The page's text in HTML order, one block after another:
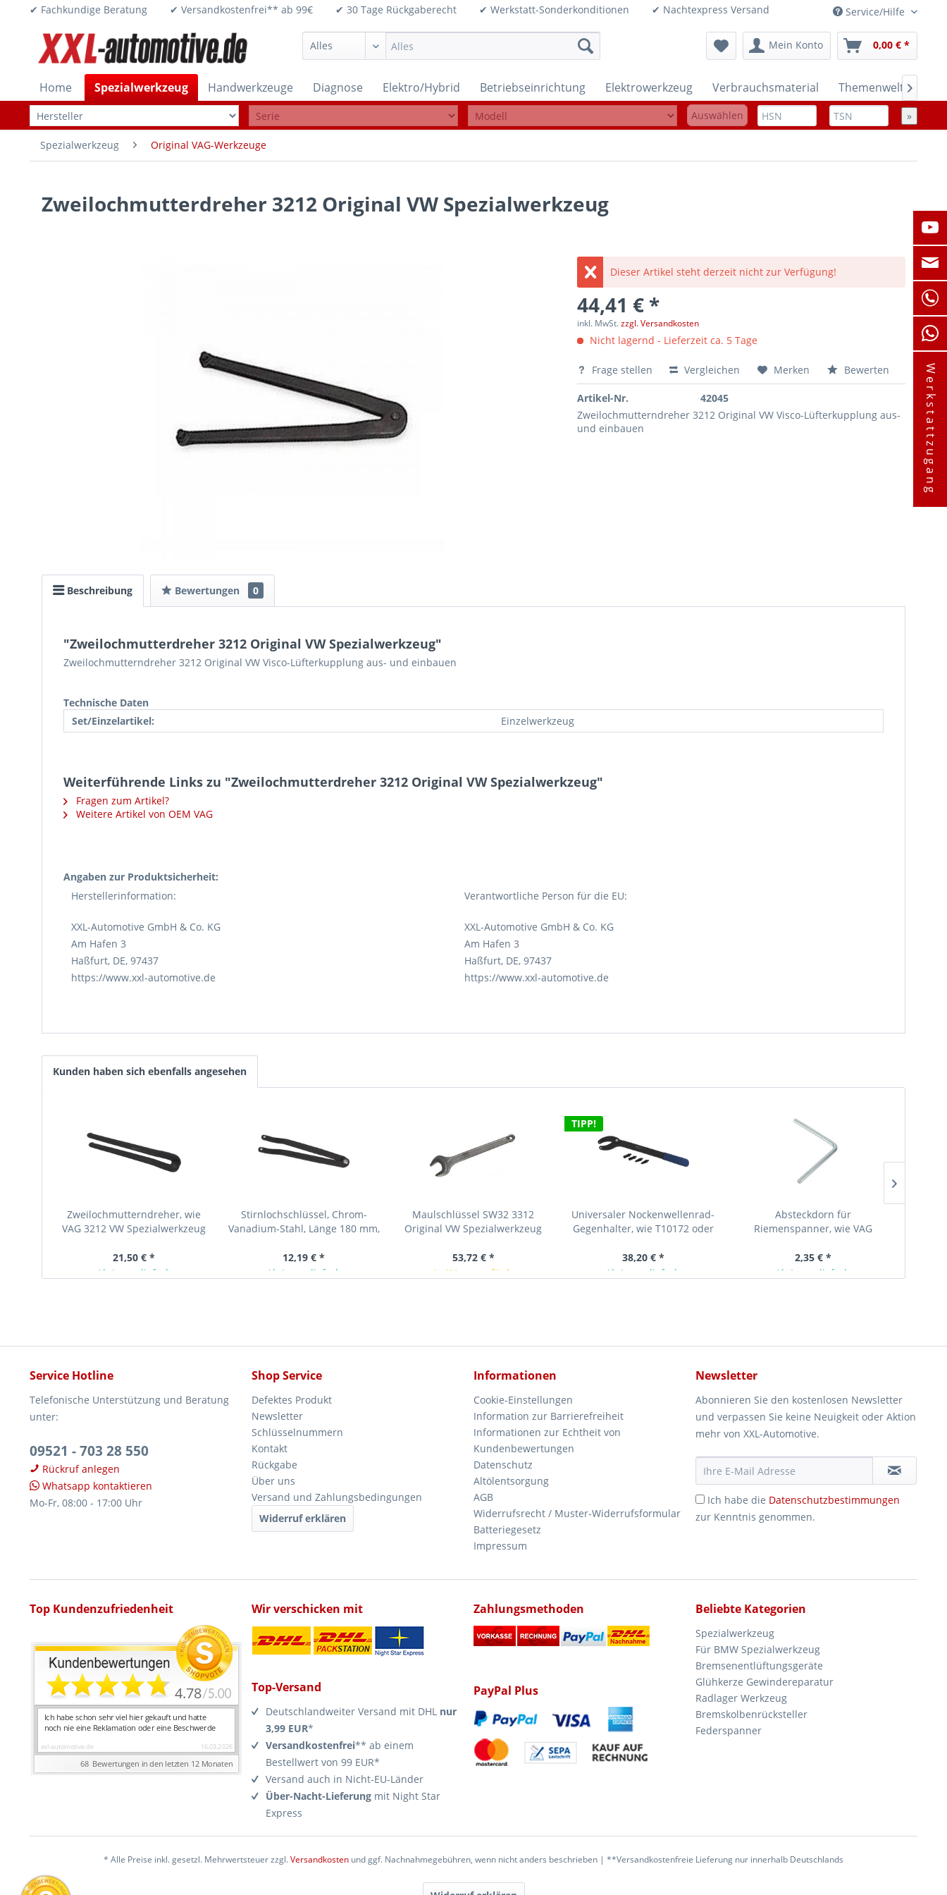
✔ Fachkundige Beratung ✔ Versandkostenfrei** ab 99€ ✔ 30 Tage Rückgaberecht ✔ Werkstatt-Sonderkonditionen ✔ Nachtexpress Versand Service/Hilfe
Mein Konto 0,00 € *
Home Spezialwerkzeug Handwerkzeuge Diagnose Elektro/Hybrid Betriebseinrichtung Elektrowerkzeug Verbrauchsmaterial Themenwelten

Auswählen »
Spezialwerkzeug Original VAG-Werkzeuge
Zweilochmutterdreher 3212 Original VW Spezialwerkzeug
Dieser Artikel steht derzeit nicht zur Verfügung!
44,41 € *
inkl. MwSt.zzgl. Versandkosten
Nicht lagernd - Lieferzeit ca. 5 Tage
Frage stellen Vergleichen Merken Bewerten
Artikel-Nr.
42045
Zweilochmutterndreher 3212 Original VW Visco-Lüfterkupplung aus-
und einbauen
Beschreibung Bewertungen 0
"Zweilochmutterdreher 3212 Original VW Spezialwerkzeug"
Zweilochmutterndreher 3212 Original VW Visco-Lüfterkupplung aus- und einbauen
Technische Daten
Set/Einzelartikel:
Einzelwerkzeug
Weiterführende Links zu "Zweilochmutterdreher 3212 Original VW Spezialwerkzeug"
Fragen zum Artikel?
Weitere Artikel von OEM VAG
Angaben zur Produktsicherheit:
Herstellerinformation:
XXL-Automotive GmbH & Co. KG
Am Hafen 3
Haßfurt, DE, 97437
https://www.xxl-automotive.de
Verantwortliche Person für die EU:
XXL-Automotive GmbH & Co. KG
Am Hafen 3
Haßfurt, DE, 97437
https://www.xxl-automotive.de
Kunden haben sich ebenfalls angesehen
Zweilochmutterndreher, wie
VAG 3212 VW Spezialwerkzeug
21,50 € *
Ab Lager lieferbar
Stirnlochschlüssel, Chrom-
Vanadium-Stahl, Länge 180 mm,
12,19 € *
Ab Lager lieferbar
Maulschlüssel SW32 3312
Original VW Spezialwerkzeug
53,72 € *
In Kürze verfügbar
TIPP!
Universaler Nockenwellenrad-
Gegenhalter, wie T10172 oder
38,20 € *
Ab Lager lieferbar
Absteckdorn für
Riemenspanner, wie VAG
2,35 € *
Ab Lager lieferbar
Service Hotline
Telefonische Unterstützung und Beratung
unter:
09521 - 703 28 550
Rückruf anlegen
Whatsapp kontaktieren
Mo-Fr, 08:00 - 17:00 Uhr
Shop Service
Defektes Produkt
Newsletter
Schlüsselnummern
Kontakt
Rückgabe
Über uns
Versand und Zahlungsbedingungen
Widerruf erklären
Informationen
Cookie-Einstellungen
Information zur Barrierefreiheit
Informationen zur Echtheit von
Kundenbewertungen
Datenschutz
Altölentsorgung
AGB
Widerrufsrecht / Muster-Widerrufsformular
Batteriegesetz
Impressum
Newsletter
Abonnieren Sie den kostenlosen Newsletter
und verpassen Sie keine Neuigkeit oder Aktion
mehr von XXL-Automotive.
Ich habe die Datenschutzbestimmungen
zur Kenntnis genommen.
Top Kundenzufriedenheit Wir verschicken mit
Top-Versand
Deutschlandweiter Versand mit DHL nur
3,99 EUR*
Versandkostenfrei** ab einem
Bestellwert von 99 EUR*
Versand auch in Nicht-EU-Länder
Über-Nacht-Lieferung mit Night Star
Express
Zahlungsmethoden
PayPal Plus
Beliebte Kategorien
Spezialwerkzeug
Für BMW Spezialwerkzeug
Bremsenentlüftungsgeräte
Glühkerze Gewindereparatur
Radlager Werkzeug
Bremskolbenrücksteller
Federspanner
* Alle Preise inkl. gesetzl. Mehrwertsteuer zzgl.Versandkosten und ggf. Nachnahmegebühren, wenn nicht anders beschrieben | **Versandkostenfreie Lieferung nur innerhalb Deutschlands
Werkstattzugang